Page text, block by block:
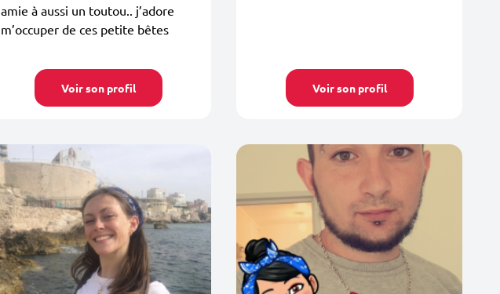
amie à aussi un toutou.. j’adore
m’occuper de ces petite bêtes
Voir son profil Voir son profil